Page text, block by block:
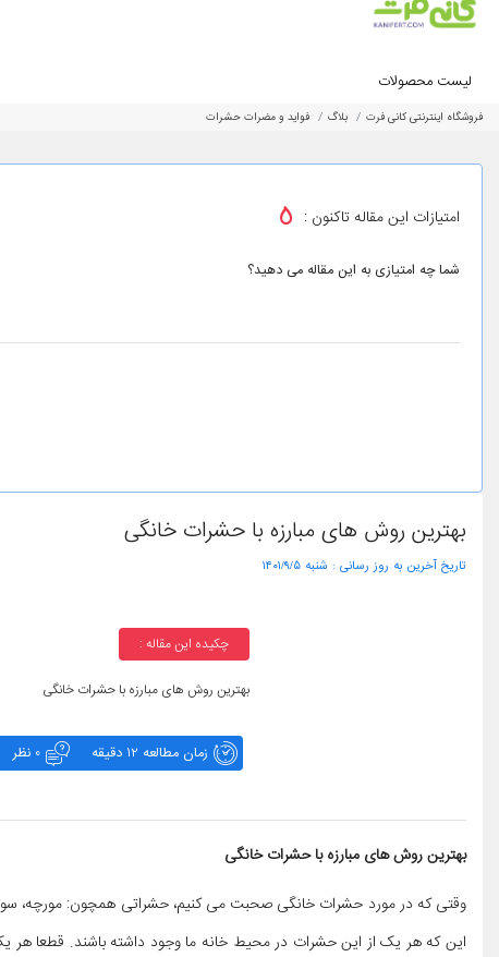
لیست محصولات
فروشگاه اینترنتی کانی فرت بلاگ فواید و مضرات حشرات
امتیازات این مقاله تاکنون : 5
شما چه امتیازی به این مقاله می دهید؟
بهترین روش های مبارزه با حشرات خانگی
تاریخ آخرین به روز رسانی : ۱۴۰۱/۹/۵ شنبه
چکیده این مقاله :
بهترین روش های مبارزه با حشرات خانگی
زمان مطالعه 12 دقیقه 0 نظر
بهترین روش های مبارزه با حشرات خانگی
وقتی که در مورد حشرات خانگی صحبت می کنیم، حشراتی همچون: مورچه،
این که هر یک از این حشرات در محیط خانه ما وجود داشته باشند. قطعا هر